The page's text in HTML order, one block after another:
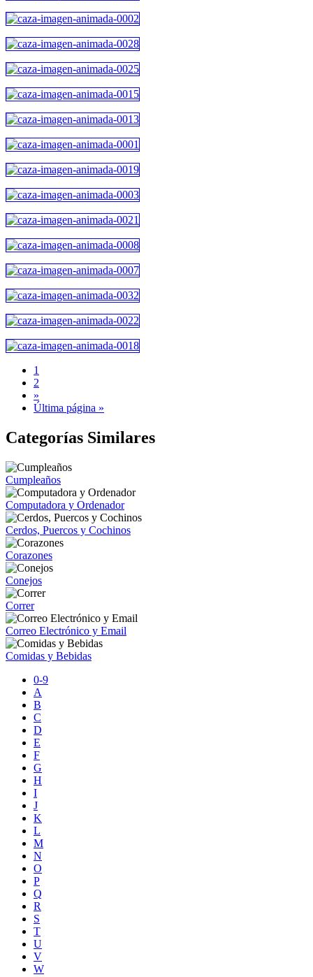
1
2
»
Última página »
Categorías Similares
Cumpleaños
Computadora y Ordenador
Cerdos, Puercos y Cochinos
Corazones
Conejos
Correr
Correo Electrónico y Email
Comidas y Bebidas
0-9
A
B
C
D
E
F
G
H
I
J
K
L
M
N
O
P
Q
R
S
T
U
V
W